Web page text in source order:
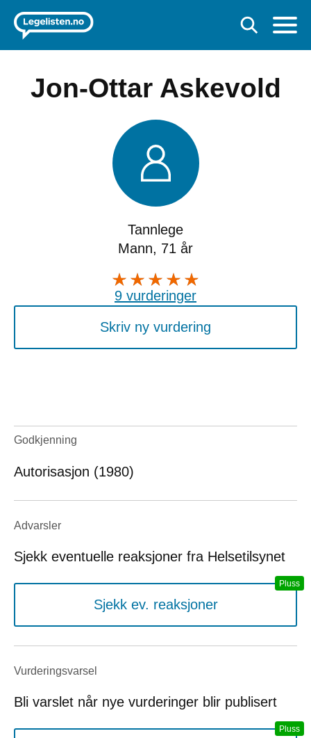
Jon-Ottar Askevold
Tannlege
Mann, 71 år
9 vurderinger
Skriv ny vurdering
Godkjenning
Autorisasjon (1980)
Advarsler
Sjekk eventuelle reaksjoner fra Helsetilsynet
Sjekk ev. reaksjoner
Vurderings­varsel
Bli varslet når nye vurderinger blir publisert